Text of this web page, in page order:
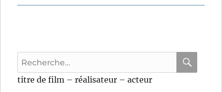
Recherche
pour
:
titre de film – réalisateur – acteur